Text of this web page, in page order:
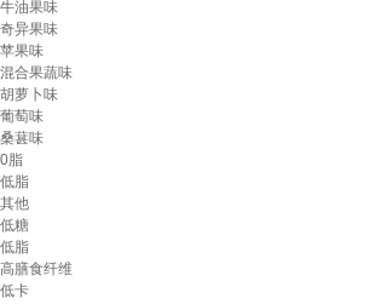
牛油果味
奇异果味
苹果味
混合果蔬味
胡萝卜味
葡萄味
桑葚味
0脂
低脂
其他
低糖
低脂
高膳食纤维
低卡